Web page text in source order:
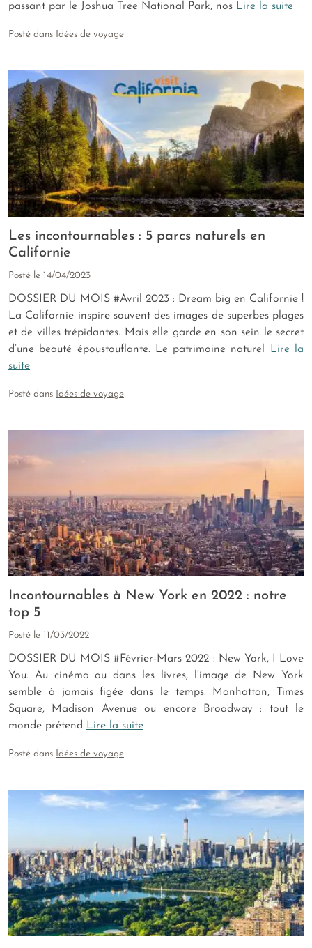
passant par le Joshua Tree National Park, nos Lire la suite
Posté dans Idées de voyage
Les incontournables : 5 parcs naturels en
Californie
Posté le 14/04/2023
DOSSIER DU MOIS #Avril 2023 : Dream big en Californie !
La Californie inspire souvent des images de superbes plages
et de villes trépidantes. Mais elle garde en son sein le secret
d’une beauté époustouflante. Le patrimoine naturel
Lire la
suite
Posté dans Idées de voyage
Incontournables à New York en 2022 : notre
top 5
Posté le 11/03/2022
DOSSIER DU MOIS #Février-Mars 2022 : New York, I Love
You. Au cinéma ou dans les livres, l’image de New York
semble à jamais figée dans le temps. Manhattan, Times
Square, Madison Avenue ou encore Broadway : tout le
monde prétend
Lire la suite
Posté dans Idées de voyage